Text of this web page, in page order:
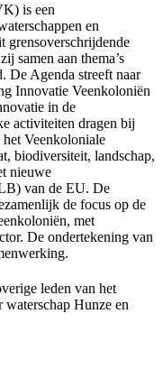
is een
en
grensoverschrijdende
samen aan thema’s
De Agenda streeft naar
Innovatie Veenkoloniën
in de
activiteiten dragen bij
Veenkoloniale
biodiversiteit, landschap,
nieuwe
van de EU. De
de focus op de
met
De ondertekening van
leden van het
waterschap Hunze en